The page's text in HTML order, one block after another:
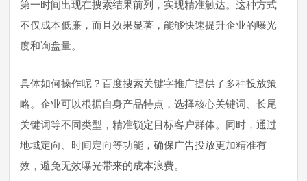
第一时间出现在搜索结果前列，实现精准触达。这种方式
不仅成本低廉，而且效果显著，能够快速提升企业的曝光
度和询盘量。
具体如何操作呢？百度搜索关键字推广提供了多种投放策
略。企业可以根据自身产品特点，选择核心关键词、长尾
关键词等不同类型，精准锁定目标客户群体。同时，通过
地域定向、时间定向等功能，确保广告投放更加精准有
效，避免无效曝光带来的成本浪费。